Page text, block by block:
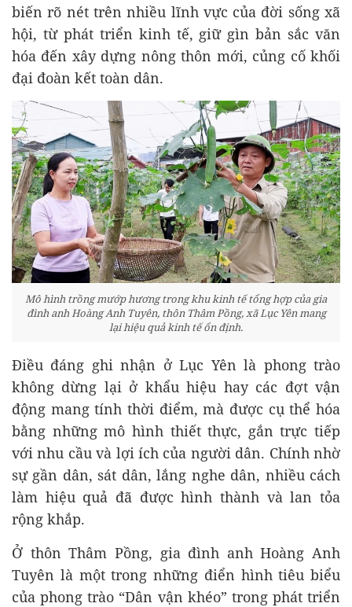
biến rõ nét trên nhiều lĩnh vực của đời sống xã
hội, từ phát triển kinh tế, giữ gìn bản sắc văn
hóa đến xây dựng nông thôn mới, củng cố khối
đại đoàn kết toàn dân.
Mô hình trồng mướp hương trong khu kinh tế tổng hợp của gia
đình anh Hoàng Anh Tuyên, thôn Thâm Pồng, xã Lục Yên mang
lại hiệu quả kinh tế ổn định.
Điều đáng ghi nhận ở Lục Yên là phong trào
không dừng lại ở khẩu hiệu hay các đợt vận
động mang tính thời điểm, mà được cụ thể hóa
bằng những mô hình thiết thực, gắn trực tiếp
với nhu cầu và lợi ích của người dân. Chính nhờ
sự gần dân, sát dân, lắng nghe dân, nhiều cách
làm hiệu quả đã được hình thành và lan tỏa
rộng khắp.
Ở thôn Thâm Pồng, gia đình anh Hoàng Anh
Tuyên là một trong những điển hình tiêu biểu
của phong trào “Dân vận khéo” trong phát triển